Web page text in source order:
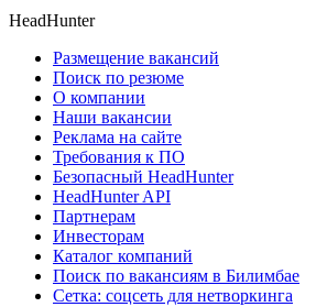
HeadHunter
Размещение вакансий
Поиск по резюме
О компании
Наши вакансии
Реклама на сайте
Требования к ПО
Безопасный HeadHunter
HeadHunter API
Партнерам
Инвесторам
Каталог компаний
Поиск по вакансиям в Билимбае
Сетка: соцсеть для нетворкинга